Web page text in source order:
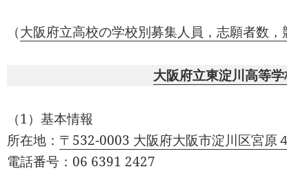
（大阪府立高校の学校別募集人員，志願者数
大阪府立東淀川高等
（1）基本情報
所在地： 〒532-0003 大阪府大阪市淀川区宮原
電話番号：06 6391 2427